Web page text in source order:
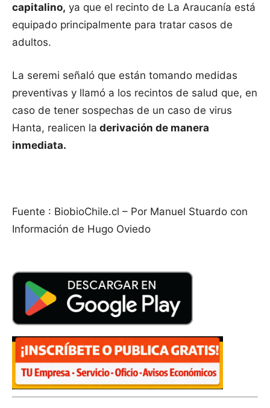
capitalino, ya que el recinto de La Araucanía está
equipado principalmente para tratar casos de
adultos.
La seremi señaló que están tomando medidas
preventivas y llamó a los recintos de salud que, en
caso de tener sospechas de un caso de virus
Hanta, realicen la derivación de manera
inmediata.
Fuente : BiobioChile.cl – Por Manuel Stuardo con
Información de Hugo Oviedo